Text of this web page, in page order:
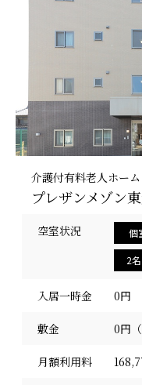
介護付有料老人ホーム
プレザンメゾン
空室状況 個
2
入居一時金 0円
敷金 0円
月額利用料